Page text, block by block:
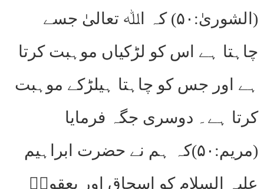
(الشوریٰ:۵۰) کہ اﷲ تعالیٰ جسے
چاہتا ہے اس کو لڑکیاں موہبت کرتا
ہے اور جس کو چاہتا ہیلڑکے موہبت
کرتا ہے۔ دوسری جگہ فرمایا
(مریم:۵۰)کہ ہم نے حضرت ابراہیم
علیہ السلام کو اسحاق اور یعقوبؑ